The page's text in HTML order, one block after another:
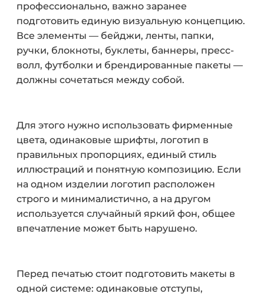
профессионально, важно заранее
подготовить единую визуальную концепцию.
Все элементы — бейджи, ленты, папки,
ручки, блокноты, буклеты, баннеры, пресс-
волл, футболки и брендированные пакеты —
должны сочетаться между собой.
Для этого нужно использовать фирменные
цвета, одинаковые шрифты, логотип в
правильных пропорциях, единый стиль
иллюстраций и понятную композицию. Если
на одном изделии логотип расположен
строго и минималистично, а на другом
используется случайный яркий фон, общее
впечатление может быть нарушено.
Перед печатью стоит подготовить макеты в
одной системе: одинаковые отступы,